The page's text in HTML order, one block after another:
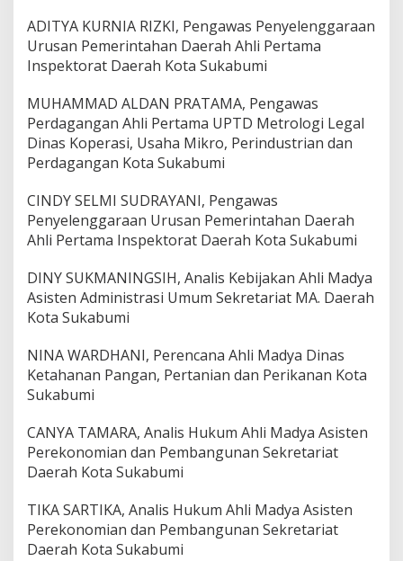
ADITYA KURNIA RIZKI, Pengawas Penyelenggaraan
Urusan Pemerintahan Daerah Ahli Pertama
Inspektorat Daerah Kota Sukabumi
MUHAMMAD ALDAN PRATAMA, Pengawas
Perdagangan Ahli Pertama UPTD Metrologi Legal
Dinas Koperasi, Usaha Mikro, Perindustrian dan
Perdagangan Kota Sukabumi
CINDY SELMI SUDRAYANI, Pengawas
Penyelenggaraan Urusan Pemerintahan Daerah
Ahli Pertama Inspektorat Daerah Kota Sukabumi
DINY SUKMANINGSIH, Analis Kebijakan Ahli Madya
Asisten Administrasi Umum Sekretariat MA. Daerah
Kota Sukabumi
NINA WARDHANI, Perencana Ahli Madya Dinas
Ketahanan Pangan, Pertanian dan Perikanan Kota
Sukabumi
CANYA TAMARA, Analis Hukum Ahli Madya Asisten
Perekonomian dan Pembangunan Sekretariat
Daerah Kota Sukabumi
TIKA SARTIKA, Analis Hukum Ahli Madya Asisten
Perekonomian dan Pembangunan Sekretariat
Daerah Kota Sukabumi